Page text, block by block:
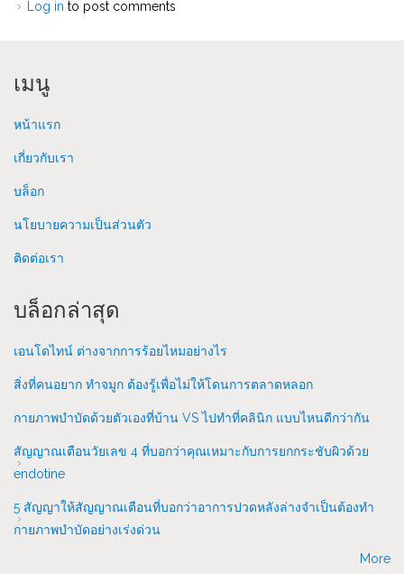
Log in to post comments
เมนู
หน้าแรก
เกี่ยวกับเรา
บล็อก
นโยบายความเป็นส่วนตัว
ติดต่อเรา
บล็อกล่าสุด
เอนโดไทน์ ต่างจากการร้อยไหมอย่างไร
สิ่งที่คนอยาก ทำจมูก ต้องรู้เพื่อไม่ให้โดนการตลาดหลอก
กายภาพบำบัดด้วยตัวเองที่บ้าน VS ไปทำที่คลินิก แบบไหนดีกว่ากัน
สัญญาณเตือนวัยเลข 4 ที่บอกว่าคุณเหมาะกับการยกกระชับผิวด้วย
endotine
5 สัญญาให้สัญญาณเตือนที่บอกว่าอาการปวดหลังล่างจำเป็นต้องทำ
กายภาพบำบัดอย่างเร่งด่วน
More